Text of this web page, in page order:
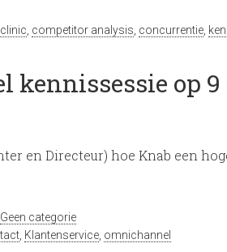
clinic competitor analysis concurrentie
kennissessie op
en Directeur) hoe Knab een
Geen categorie
Klantenservice omnichannel